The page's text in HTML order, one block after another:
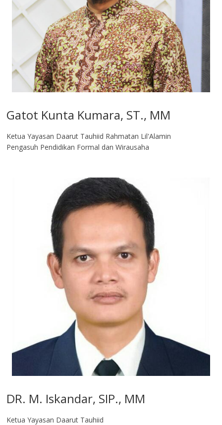
Gatot Kunta Kumara, ST., MM
Ketua Yayasan Daarut Tauhiid Rahmatan Lil'Alamin
Pengasuh Pendidikan Formal dan Wirausaha
DR. M. Iskandar, SIP., MM
Ketua Yayasan Daarut Tauhiid